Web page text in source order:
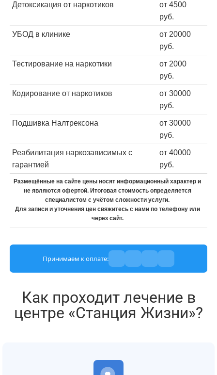
Детоксикация от наркотиков
от 4500
руб.
УБОД в клинике
от 20000
руб.
Тестирование на наркотики
от 2000
руб.
Кодирование от наркотиков
от 30000
руб.
Подшивка Налтрексона
от 30000
руб.
Реабилитация наркозависимых с
гарантией
от 40000
руб.
Размещённые на сайте цены носят информационный характер и
не являются офертой. Итоговая стоимость определяется
специалистом с учётом сложности услуги.
Для записи и уточнения цен свяжитесь с нами по телефону или
через сайт.
Принимаем к оплате:
Как проходит лечение в
центре «Станция Жизни»?